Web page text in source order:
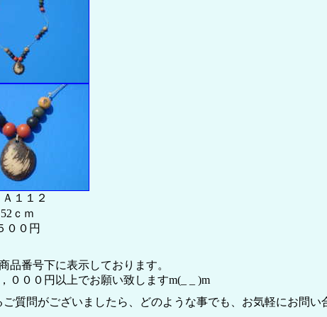
Ａ１１２
52ｃｍ
００円
番号下に表示しております。
０００円以上でお願い致しますm(_ _ )m
質問がございましたら、どのような事でも、お気軽にお問い